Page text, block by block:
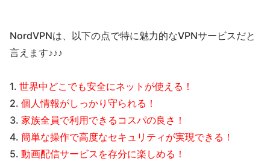
NordVPNは、以下の点で特に魅力的なVPNサービスだと
言えます♪♪♪
1. 世界中どこでも安全にネットが使える！
2. 個人情報がしっかり守られる！
3. 家族全員で利用できるコスパの良さ！
4. 簡単な操作で高度なセキュリティが実現できる！
5. 動画配信サービスを存分に楽しめる！